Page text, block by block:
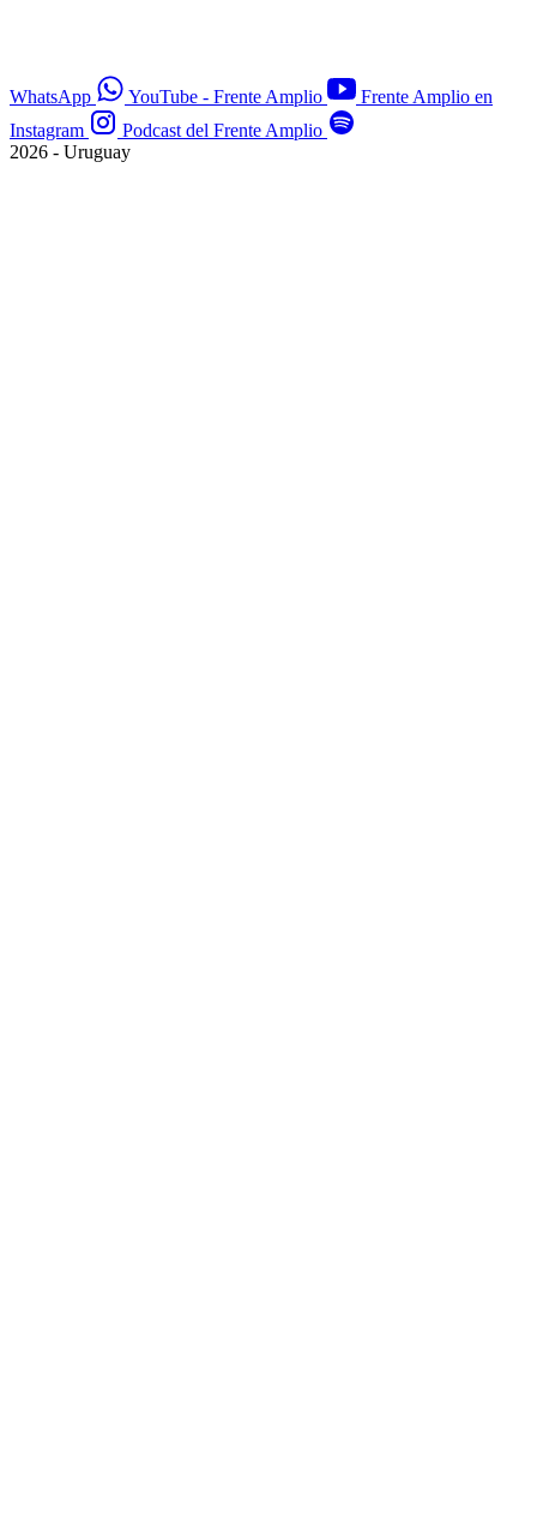
WhatsApp YouTube - Frente Amplio
Frente Amplio en
Instagram
Podcast del Frente Amplio
2026 - Uruguay